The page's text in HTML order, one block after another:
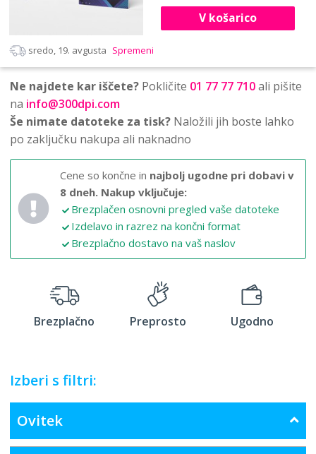
V košarico
sredo, 19. avgusta Spremeni
Ne najdete kar iščete? Pokličite 01 77 77 710ali pišite
na info@300dpi.com
Še nimate datoteke za tisk? Naložili jih boste lahko
po zaključku nakupa ali naknadno
Cene so končne in najbolj ugodne pri dobavi v
8 dneh. Nakup vključuje:
Brezplačen osnovni pregled vaše datoteke
Izdelavo in razrez na končni format
Brezplačno dostavo na vaš naslov
Brezplačno Preprosto Ugodno
Izberi s filtri:
Ovitek